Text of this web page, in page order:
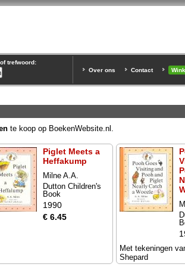
trefwoord:
Over ons
Contact
te koop op BoekenWebsite.nl.
Piglet Meets a
Heffakump
Milne A.A.
Dutton Children's
Book
1990
€ 6.45
Met tekeningen
Shepard